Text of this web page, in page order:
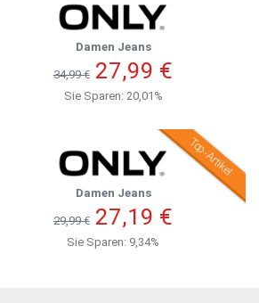
Damen Jeans
34,99 € 27,99 €
Sie Sparen: 20,01%
Top-Artikel
Damen Jeans
29,99 € 27,19 €
Sie Sparen: 9,34%